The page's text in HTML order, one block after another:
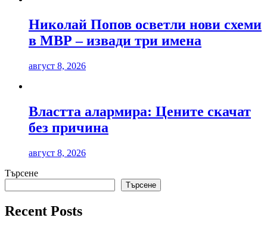
Николай Попов осветли нови схеми
в МВР – извади три имена
август 8, 2026
Властта алармира: Цените скачат
без причина
август 8, 2026
Търсене
Търсене
Recent Posts